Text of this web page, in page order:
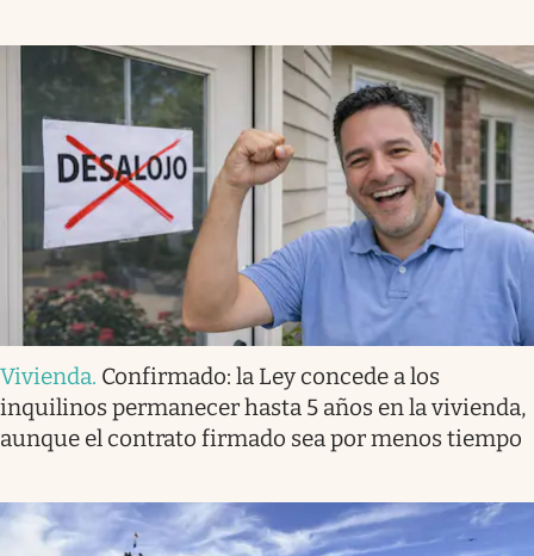
Vivienda. Confirmado: la Ley concede a los
inquilinos permanecer hasta 5 años en la vivienda,
aunque el contrato firmado sea por menos tiempo